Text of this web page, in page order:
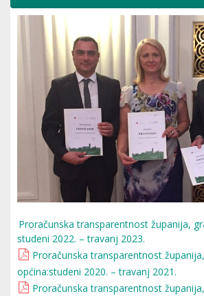
Proračunska transparentnost županija,
studeni 2022. – travanj 2023.
Proračunska transparentnost
općina:studeni 2020. – travanj 2021.
Proračunska transparentnost